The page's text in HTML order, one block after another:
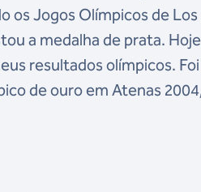
os Jogos Olímpicos de
a medalha de prata.
resultados olímpicos.
de ouro em Atenas